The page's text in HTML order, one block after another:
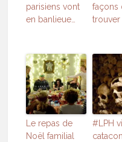
parisiens vont
en banlieue…
façons
trouver
Le repas de
Noël familial
#LPH